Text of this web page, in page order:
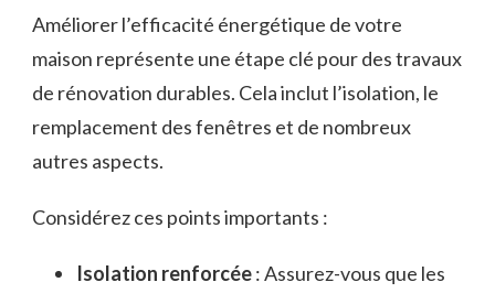
Améliorer l’efficacité énergétique de votre
maison représente une étape clé pour des travaux
de rénovation durables. Cela inclut l’isolation, le
remplacement des fenêtres et de nombreux
autres aspects.
Considérez ces points importants :
Isolation renforcée: Assurez-vous que les